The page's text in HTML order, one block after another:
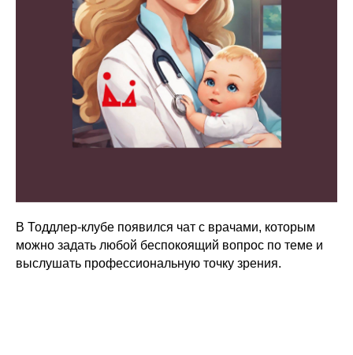
В Тоддлер-клубе появился чат с врачами, которым
можно задать любой беспокоящий вопрос по теме и
выслушать профессиональную точку зрения.